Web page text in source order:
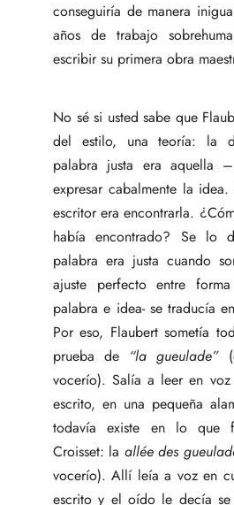
conseguiría de manera
años de trabajo
escribir su primera obra
No sé si usted sabe que
del estilo, una teoría: la
palabra justa era aquella
expresar cabalmente la
escritor era encontrarla.
había encontrado? Se lo
palabra era justa cuando
ajuste perfecto entre
palabra e idea- se traducía
Por eso, Flaubert sometía
prueba de “la gueulade”
vocerío). Salía a leer en
escrito, en una pequeña
todavía existe en lo que
Croisset: la allée des
vocerío). Allí leía a voz en
escrito y el oído le decía